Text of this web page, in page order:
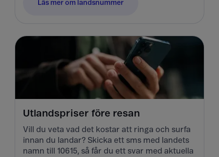
Läs mer om landsnummer
Utlandspriser före resan
Vill du veta vad det kostar att ringa och surfa
innan du landar? Skicka ett sms med landets
namn till 10615, så får du ett svar med aktuella